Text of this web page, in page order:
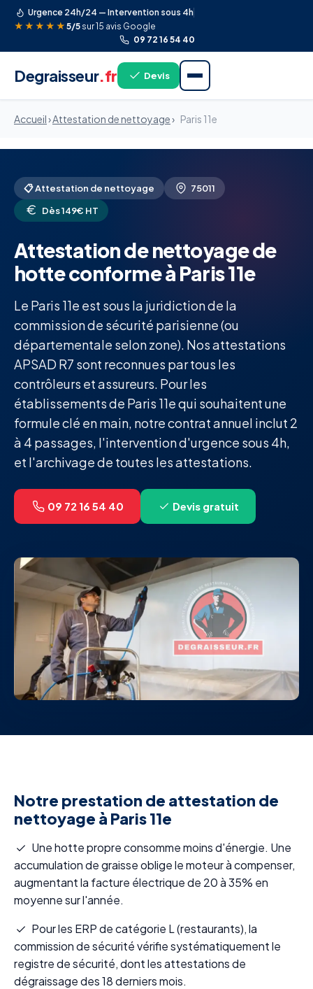
Urgence 24h/24 — Intervention sous 4h
★★★★★ 5/5 sur 15 avis Google
09 72 16 54 40
Degraisseur.fr Devis
Accueil›Attestation de nettoyage› Paris 11e
📋 Attestation de nettoyage
75011
Dès 149€ HT
Attestation de nettoyage de
hotte conforme à Paris 11e
Le Paris 11e est sous la juridiction de la
commission de sécurité parisienne (ou
départementale selon zone). Nos attestations
APSAD R7 sont reconnues par tous les
contrôleurs et assureurs. Pour les
établissements de Paris 11e qui souhaitent une
formule clé en main, notre contrat annuel inclut 2
à 4 passages, l'intervention d'urgence sous 4h,
et l'archivage de toutes les attestations.
09 72 16 54 40 Devis gratuit
Notre prestation de attestation de
nettoyage à Paris 11e
Une hotte propre consomme moins d'énergie. Une
accumulation de graisse oblige le moteur à compenser,
augmentant la facture électrique de 20 à 35% en
moyenne sur l'année.
Pour les ERP de catégorie L (restaurants), la
commission de sécurité vérifie systématiquement le
registre de sécurité, dont les attestations de
dégraissage des 18 derniers mois.